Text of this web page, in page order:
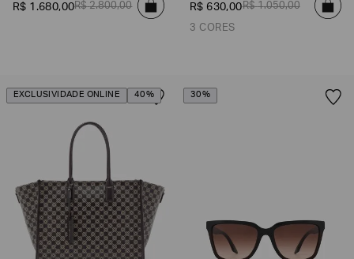
R$ 1 .680,00R$ 2.800,00 R$ 630,00R$ 1.050,00
3 CORES
EXCLUSIVIDADE ONLINE 40% 30%
sobre
você?
NOME*